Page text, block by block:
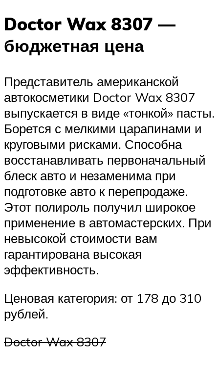
Doctor Wax 8307 —
бюджетная цена
Представитель американской
автокосметики Doctor Wax 8307
выпускается в виде «тонкой» пасты.
Борется с мелкими царапинами и
круговыми рисками. Способна
восстанавливать первоначальный
блеск авто и незаменима при
подготовке авто к перепродаже.
Этот полироль получил широкое
применение в автомастерских. При
невысокой стоимости вам
гарантирована высокая
эффективность.
Ценовая категория: от 178 до 310
рублей.
Doctor Wax 8307